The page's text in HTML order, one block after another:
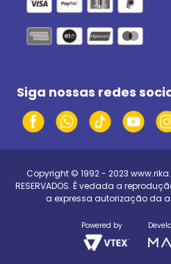
Siga nossas redes
Copyright © 1992 - 2023
RESERVADOS. É vedada a
a expressa autorização da
Powered by